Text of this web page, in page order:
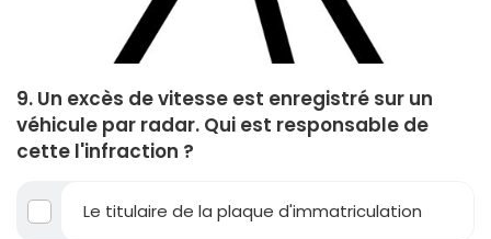
9. Un excès de vitesse est enregistré sur un
véhicule par radar. Qui est responsable de
cette l'infraction ?
Le titulaire de la plaque d'immatriculation